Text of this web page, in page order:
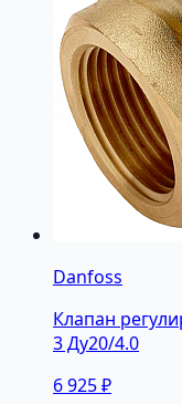
Danfoss
Клапан
3 Ду20/4.0
6 925 ₽